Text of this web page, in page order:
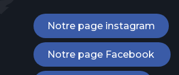
Notre page instagram
Notre page Facebook